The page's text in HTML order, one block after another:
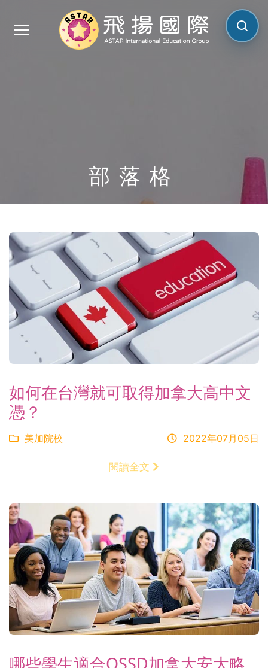
部落格
如何在台灣就可取得加拿大高中文
憑？
美加院校 2022年07月05日
閱讀全文
哪些學生適合OSSD加拿大安大略
搜尋